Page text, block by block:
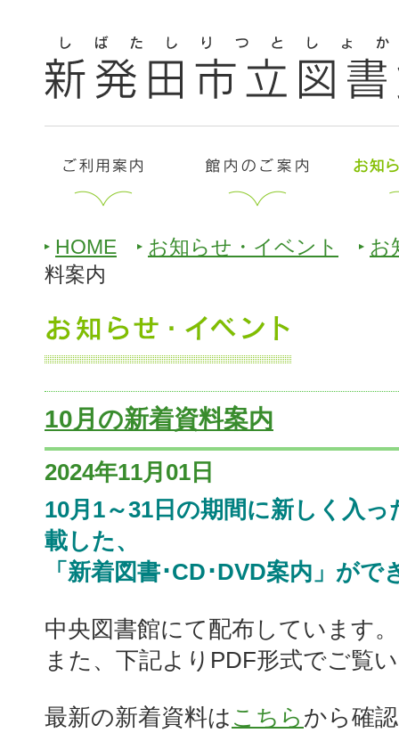
HOME お知らせ・イベント
お
料案内
10月の新着資料案内
2024年11月01日
10月1～31日の期間に新しく入
載した、
「新着図書･CD･DVD案内」がで
中央図書館にて配布しています。
また、下記よりPDF形式でご覧
最新の新着資料は こちら から確